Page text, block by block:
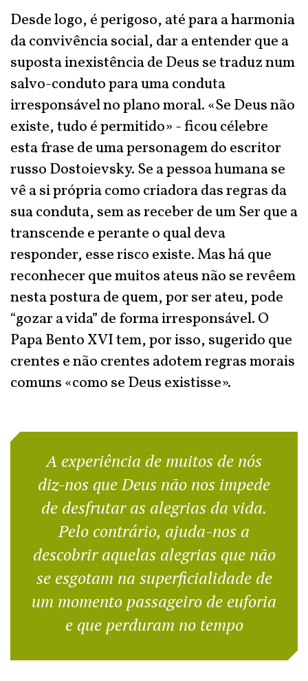
Desde logo, é perigoso, até para a harmonia
da convivência social, dar a entender que a
suposta inexistência de Deus se traduz num
salvo-conduto para uma conduta
irresponsável no plano moral. «Se Deus não
existe, tudo é permitido» - ficou célebre
esta frase de uma personagem do escritor
russo Dostoievsky. Se a pessoa humana se
vê a si própria como criadora das regras da
sua conduta, sem as receber de um Ser que a
transcende e perante o qual deva
responder, esse risco existe. Mas há que
reconhecer que muitos ateus não se revêem
nesta postura de quem, por ser ateu, pode
“gozar a vida” de forma irresponsável. O
Papa Bento XVI tem, por isso, sugerido que
crentes e não crentes adotem regras morais
comuns «como se Deus existisse».
A experiência de muitos de nós
diz-nos que Deus não nos impede
de desfrutar as alegrias da vida.
Pelo contrário, ajuda-nos a
descobrir aquelas alegrias que não
se esgotam na superficialidade de
um momento passageiro de euforia
e que perduram no tempo